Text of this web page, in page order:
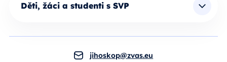
Děti, žáci a studenti s SVP
jihoskop@zvas.eu